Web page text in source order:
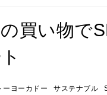
買い物で
ーヨーカドー サステナブル